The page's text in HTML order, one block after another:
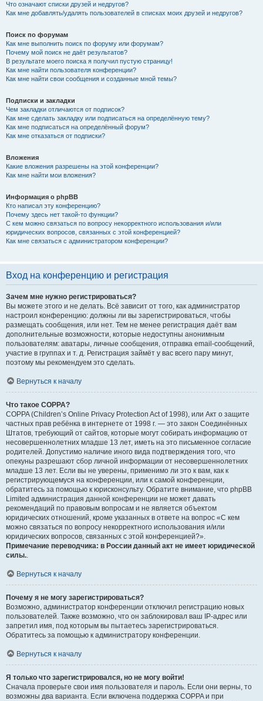
Что означают списки друзей и недругов?
Как мне добавлять/удалять пользователей в списках моих друзей и недругов?
Поиск по форумам
Как мне выполнить поиск по форуму или форумам?
Почему мой поиск не даёт результатов?
В результате моего поиска я получил пустую страницу!
Как мне найти пользователя конференции?
Как мне найти свои сообщения и созданные мной темы?
Подписки и закладки
Чем закладки отличаются от подписок?
Как мне сделать закладку или подписаться на определённую тему?
Как мне подписаться на определённый форум?
Как мне отказаться от подписки?
Вложения
Какие вложения разрешены на этой конференции?
Как мне найти мои вложения?
Информация о phpBB
Кто написал эту конференцию?
Почему здесь нет такой-то функции?
С кем можно связаться по вопросу некорректного использования и/или
юридических вопросов, связанных с этой конференцией?
Как мне связаться с администратором конференции?
Вход на конференцию и регистрация
Зачем мне нужно регистрироваться?
Вы можете этого и не делать. Всё зависит от того, как администратор
настроил конференцию: должны ли вы зарегистрироваться, чтобы
размещать сообщения, или нет. Тем не менее регистрация даёт вам
дополнительные возможности, которые недоступны анонимным
пользователям: аватары, личные сообщения, отправка email-сообщений,
участие в группах и т. д. Регистрация займёт у вас всего пару минут,
поэтому мы рекомендуем это сделать.
Вернуться к началу
Что такое COPPA?
COPPA (Children’s Online Privacy Protection Act of 1998), или Акт о защите
частных прав ребёнка в интернете от 1998 г. — это закон Соединённых
Штатов, требующий от сайтов, которые могут собирать информацию от
несовершеннолетних младше 13 лет, иметь на это письменное согласие
родителей. Допустимо наличие иного вида подтверждения того, что
опекуны разрешают сбор личной информации от несовершеннолетних
младше 13 лет. Если вы не уверены, применимо ли это к вам, как к
регистрирующемуся на конференции, или к самой конференции,
обратитесь за помощью к юрисконсульту. Обратите внимание, что phpBB
Limited администрация данной конференции не может давать
рекомендаций по правовым вопросам и не является объектом
юридических отношений, кроме указанных в ответе на вопрос «С кем
можно связаться по вопросу некорректного использования и/или
юридических вопросов, связанных с этой конференцией?».
Примечание переводчика: в России данный акт не имеет юридической
силы..
Вернуться к началу
Почему я не могу зарегистрироваться?
Возможно, администратор конференции отключил регистрацию новых
пользователей. Также возможно, что он заблокировал ваш IP-адрес или
запретил имя, под которым вы пытаетесь зарегистрироваться.
Обратитесь за помощью к администратору конференции.
Вернуться к началу
Я только что зарегистрировался, но не могу войти!
Сначала проверьте свои имя пользователя и пароль. Если они верны, то
возможны два варианта. Если включена поддержка COPPA и при